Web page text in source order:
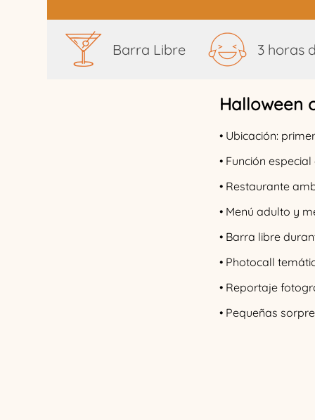
Barra Libre 3 horas
Halloween
• Ubicación:
• Función
• Restaurante
• Menú adulto y
• Barra libre
• Photocall
• Reportaje
• Pequeñas